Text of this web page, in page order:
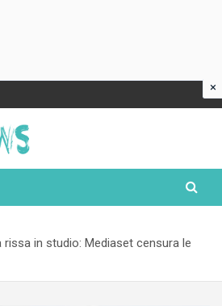
rissa in studio: Mediaset censura le
×